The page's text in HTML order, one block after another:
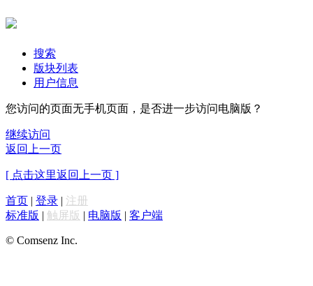
搜索
版块列表
用户信息
您访问的页面无手机页面，是否进一步访问电脑版？
继续访问
返回上一页
[ 点击这里返回上一页 ]
首页 | 登录 | 注册
标准版 | 触屏版 | 电脑版 | 客户端
© Comsenz Inc.